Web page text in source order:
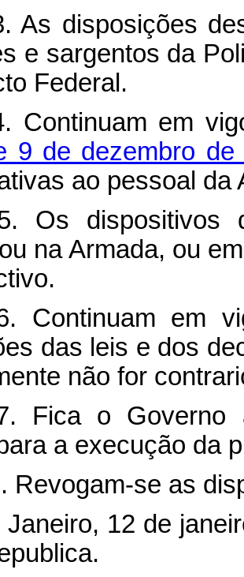
As disposições
e sargentos da
Federal.
Continuam em
9 de dezembro de
ao pessoal da
Os dispositivos
na Armada, ou
Continuam em
das leis e dos
não for
Fica o Governo
a execução da
Revogam-se as
Janeiro, 12 de